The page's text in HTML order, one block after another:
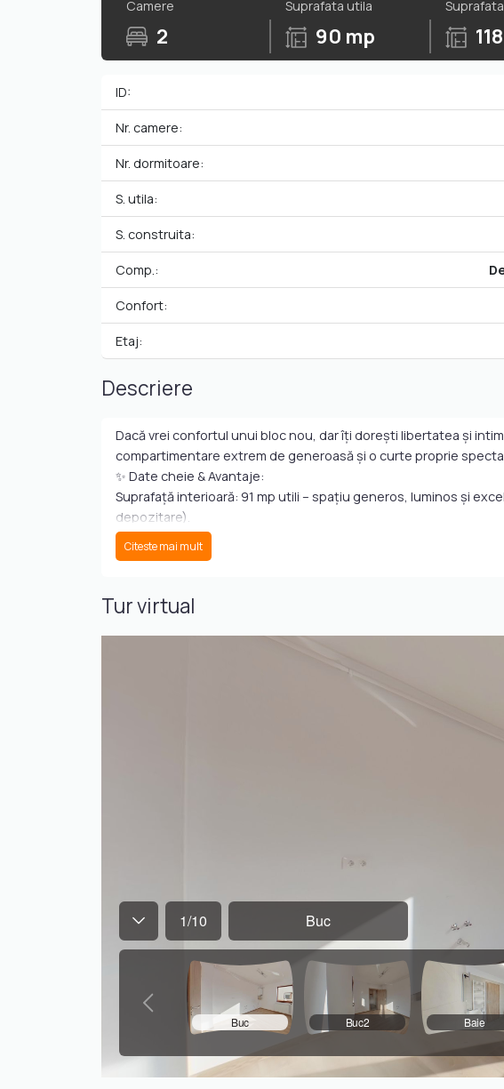
Camere
2
Suprafata utila
90 mp
ID:
Nr. camere:
Nr. dormitoare:
S. utila:
S. construita:
Comp.:
Confort:
Etaj:
Descriere
Dacă vrei confortul unui bloc nou, dar îți dorești libertatea și
compartimentare extrem de generoasă și o curte proprie
✨ Date cheie & Avantaje:
Suprafață interioară: 91 mp utili – spațiu generos, luminos și
depozitare).
Grădină privată de 103 mp: Un adevărat refugiu urban pentru
Dotări Premium: Complet mobilat modern și utilat cu
Comunitate deschisă: Proprietate 100% Pet-Friendly (animalele
🔑 Detalii disponibilitate:
Status: Disponibil imediat pentru mutare.
Citeste mai mult
Tur virtual